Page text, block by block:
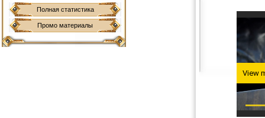
Полная статистика
Промо материалы